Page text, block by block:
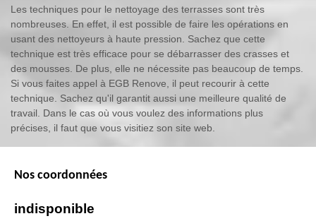
Les techniques pour le nettoyage des terrasses sont très
nombreuses. En effet, il est possible de faire les opérations en
usant des nettoyeurs à haute pression. Sachez que cette
technique est très efficace pour se débarrasser des crasses et
des mousses. De plus, elle ne nécessite pas beaucoup de temps.
Si vous faites appel à EGB Renove, il peut recourir à cette
technique. Sachez qu'il garantit aussi une meilleure qualité de
travail. Dans le cas où vous voulez des informations plus
précises, il faut que vous visitiez son site web.
Nos coordonnées
indisponible